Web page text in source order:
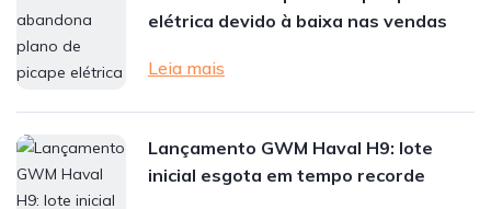
elétrica devido à baixa nas vendas
Leia mais
Lançamento GWM Haval H9: lote
inicial esgota em tempo recorde